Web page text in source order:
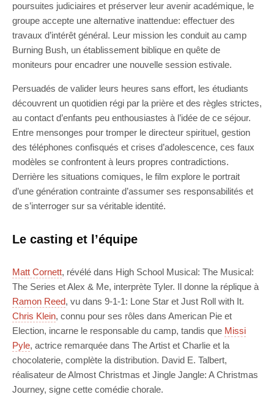
poursuites judiciaires et préserver leur avenir académique, le
groupe accepte une alternative inattendue: effectuer des
travaux d’intérêt général. Leur mission les conduit au camp
Burning Bush, un établissement biblique en quête de
moniteurs pour encadrer une nouvelle session estivale.
Persuadés de valider leurs heures sans effort, les étudiants
découvrent un quotidien régi par la prière et des règles strictes,
au contact d’enfants peu enthousiastes à l’idée de ce séjour.
Entre mensonges pour tromper le directeur spirituel, gestion
des téléphones confisqués et crises d’adolescence, ces faux
modèles se confrontent à leurs propres contradictions.
Derrière les situations comiques, le film explore le portrait
d’une génération contrainte d’assumer ses responsabilités et
de s’interroger sur sa véritable identité.
Le casting et l’équipe
Matt Cornett, révélé dans High School Musical: The Musical:
The Series et Alex & Me, interprète Tyler. Il donne la réplique à
Ramon Reed, vu dans 9-1-1: Lone Star et Just Roll with It.
Chris Klein, connu pour ses rôles dans American Pie et
Election, incarne le responsable du camp, tandis que Missi
Pyle, actrice remarquée dans The Artist et Charlie et la
chocolaterie, complète la distribution. David E. Talbert,
réalisateur de Almost Christmas et Jingle Jangle: A Christmas
Journey, signe cette comédie chorale.